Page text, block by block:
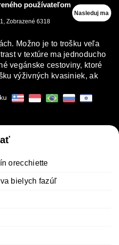
používateľom
Zobrazené 6318
Nasleduj ma
Možno je to trošku veľa
v textúre ma jednoducho
vegánske cestoviny, ktoré
výživných kvasiniek, ak
orecchiette
bielych fazúľ